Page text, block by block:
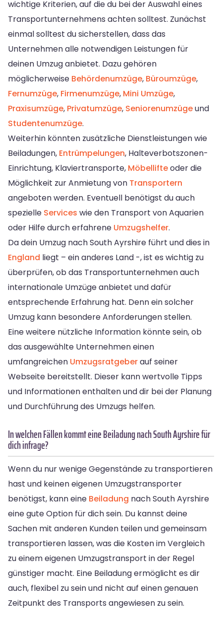
wichtige Kriterien, auf die du bei der Auswahl eines
Transportunternehmens achten solltest. Zunächst
einmal solltest du sicherstellen, dass das
Unternehmen alle notwendigen Leistungen für
deinen Umzug anbietet. Dazu gehören
möglicherweise Behördenumzüge, Büroumzüge,
Fernumzüge, Firmenumzüge, Mini Umzüge,
Praxisumzüge, Privatumzüge, Seniorenumzügeund
Studentenumzüge.
Weiterhin könnten zusätzliche Dienstleistungen wie
Beiladungen, Entrümpelungen, Halteverbotszonen-
Einrichtung, Klaviertransporte, Möbellifteoder die
Möglichkeit zur Anmietung von Transportern
angeboten werden. Eventuell benötigst du auch
spezielle Services wie den Transport von Aquarien
oder Hilfe durch erfahrene Umzugshelfer.
Da dein Umzug nach South Ayrshire führt und dies in
England liegt – ein anderes Land -, ist es wichtig zu
überprüfen, ob das Transportunternehmen auch
internationale Umzüge anbietet und dafür
entsprechende Erfahrung hat. Denn ein solcher
Umzug kann besondere Anforderungen stellen.
Eine weitere nützliche Information könnte sein, ob
das ausgewählte Unternehmen einen
umfangreichen Umzugsratgeberauf seiner
Webseite bereitstellt. Dieser kann wertvolle Tipps
und Informationen enthalten und dir bei der Planung
und Durchführung des Umzugs helfen.
In welchen Fällen kommt eine Beiladung nach South Ayrshire für
dich infrage?
Wenn du nur wenige Gegenstände zu transportieren
hast und keinen eigenen Umzugstransporter
benötigst, kann eine Beiladung nach South Ayrshire
eine gute Option für dich sein. Du kannst deine
Sachen mit anderen Kunden teilen und gemeinsam
transportieren lassen, was die Kosten im Vergleich
zu einem eigenen Umzugstransport in der Regel
günstiger macht. Eine Beiladung ermöglicht es dir
auch, flexibel zu sein und nicht auf einen genauen
Zeitpunkt des Transports angewiesen zu sein.